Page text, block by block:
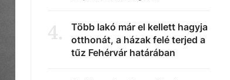
4.
Több lakó már el kellett hagyja
otthonát, a házak felé terjed a
tűz Fehérvár határában